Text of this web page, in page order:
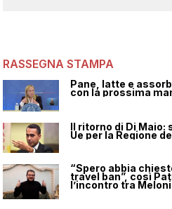
RASSEGNA STAMPA
Pane, latte e
con la prossima
Il ritorno di Di Maio:
Ue per la Regione
“Spero abbia
travel ban”, così
l’incontro tra